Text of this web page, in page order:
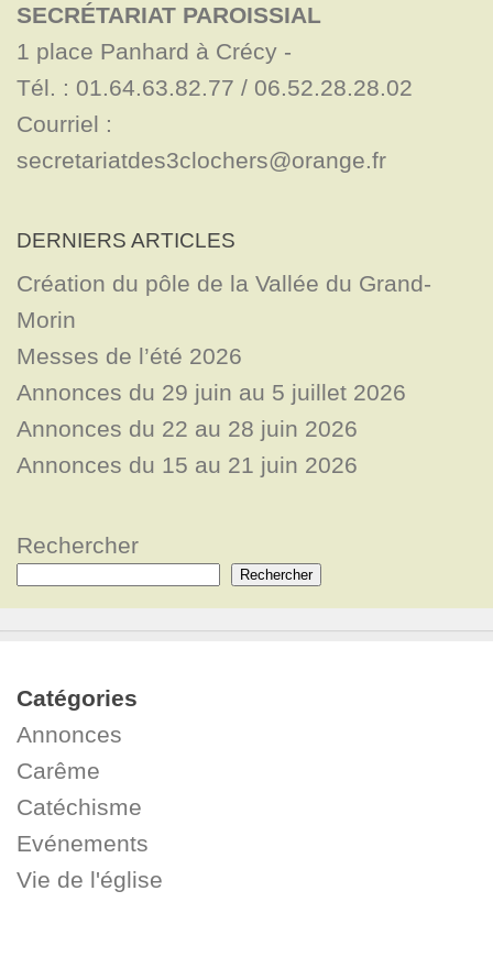
SECRÉTARIAT PAROISSIAL
1 place Panhard à Crécy -
Tél. : 01.64.63.82.77 / 06.52.28.28.02
Courriel :
secretariatdes3clochers@orange.fr
DERNIERS ARTICLES
Création du pôle de la Vallée du Grand-
Morin
Messes de l’été 2026
Annonces du 29 juin au 5 juillet 2026
Annonces du 22 au 28 juin 2026
Annonces du 15 au 21 juin 2026
Rechercher
Rechercher
Catégories
Annonces
Carême
Catéchisme
Evénements
Vie de l'église